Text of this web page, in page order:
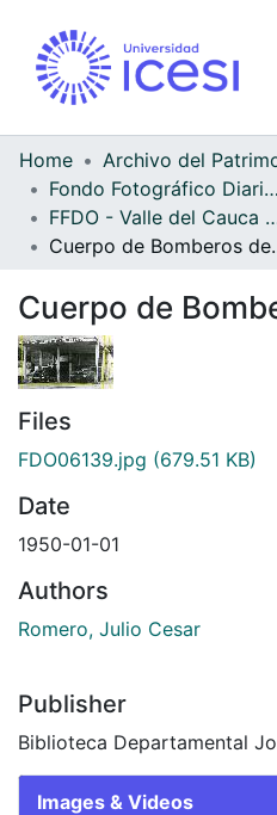
Home
Fondo Fotográfico Diario Occidente
FFDO - Valle del
Cuerpo de
Files
FDO06139.jpg (679.51 KB)
Date
1950-01-01
Authors
Romero, Julio Cesar
Publisher
Biblioteca Departamental
Images & Videos